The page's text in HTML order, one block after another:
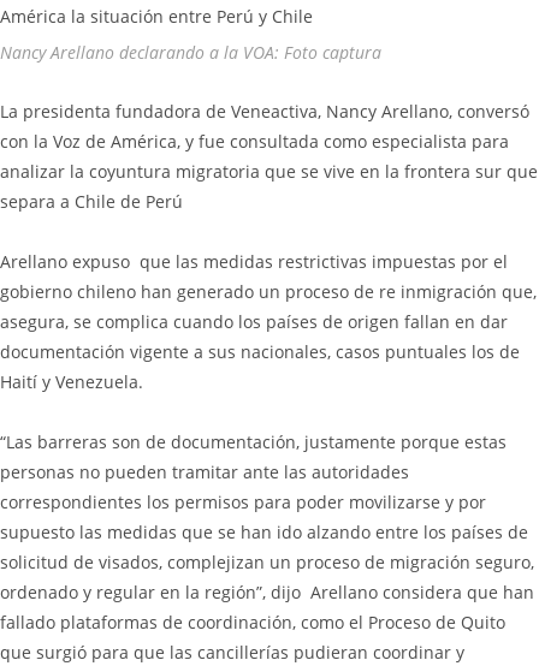
América la situación entre Perú y Chile
Nancy Arellano declarando a la VOA: Foto captura
La presidenta fundadora de Veneactiva, Nancy Arellano, conversó
con la Voz de América, y fue consultada como especialista para
analizar la coyuntura migratoria que se vive en la frontera sur que
separa a Chile de Perú
Arellano expuso que las medidas restrictivas impuestas por el
gobierno chileno han generado un proceso de re inmigración que,
asegura, se complica cuando los países de origen fallan en dar
documentación vigente a sus nacionales, casos puntuales los de
Haití y Venezuela.
“Las barreras son de documentación, justamente porque estas
personas no pueden tramitar ante las autoridades
correspondientes los permisos para poder movilizarse y por
supuesto las medidas que se han ido alzando entre los países de
solicitud de visados, complejizan un proceso de migración seguro,
ordenado y regular en la región”, dijo Arellano considera que han
fallado plataformas de coordinación, como el Proceso de Quito
que surgió para que las cancillerías pudieran coordinar y